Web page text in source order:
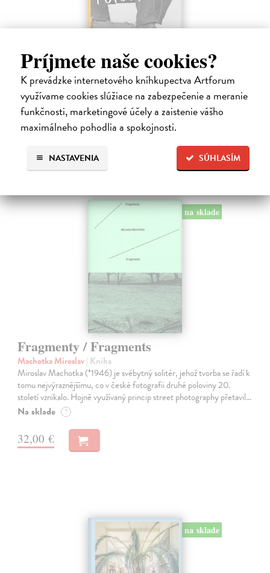
Príjmete naše cookies?
K prevádzke internetového kníhkupectva Artforum
využívame cookies slúžiace na zabezpečenie a meranie
funkčnosti, marketingové účely a zaistenie vášho
maximálneho pohodlia a spokojnosti.
SÚHLASÍM
NASTAVENIA
Vizionáři fotografie
Marien Warner Mary| Kniha
Fotografové zařazení do této publikace jsou však nejen původními
tvůrci svých vlastních obrazů, ale čerpají inspiraci ze zkušenosti z
malby, designu, reklamy, žurnalistiky a společenských věd. V naší…
Na sklade ?
33,29 € ?
na sklade
Fragmenty / Fragments
Machotka Miroslav| Kniha
Miroslav Machotka (*1946) je svébytný solitér, jehož tvorba se řadí k
tomu nejvýraznějšímu, co v české fotografii druhé poloviny 20.
století vznikalo. Hojně využívaný princip street photography přetavil…
Na sklade ?
32,00 €
na sklade